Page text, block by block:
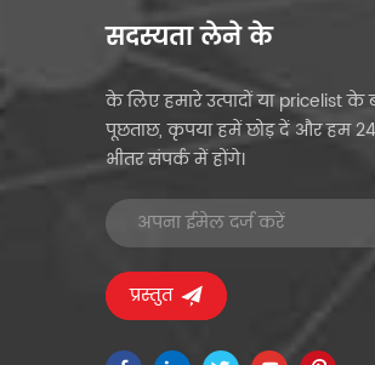
सदस्यता लेने के
के लिए हमारे उत्पादों या pricelist के
पूछताछ, कृपया हमें छोड़ दें और हम
भीतर संपर्क में होंगे।